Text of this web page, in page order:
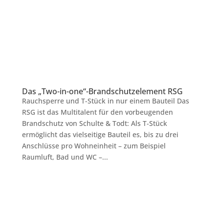
Das „Two-in-one“-Brandschutzelement RSG
Rauchsperre und T-Stück in nur einem Bauteil Das
RSG ist das Multitalent für den vorbeugenden
Brandschutz von Schulte & Todt: Als T-Stück
ermöglicht das vielseitige Bauteil es, bis zu drei
Anschlüsse pro Wohneinheit – zum Beispiel
Raumluft, Bad und WC –...